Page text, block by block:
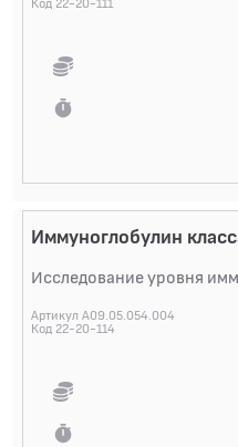
Код 22-20-111
Иммуноглобулин
Исследование уровня
Артикул A09.05.054.004
Код 22-20-114